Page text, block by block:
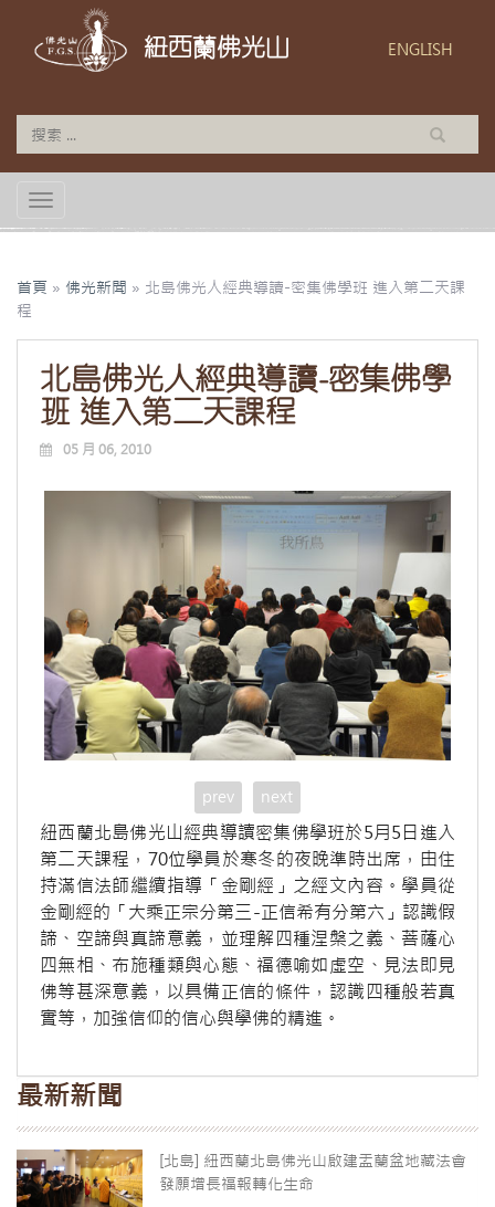
紐西蘭佛光山 ENGLISH
TOGGLE NAVIGATION
首頁 » 佛光新聞 » 北島佛光人經典導讀-密集佛學班 進入第二天課
程
北島佛光人經典導讀-密集佛學
班 進入第二天課程
05 月 06, 2010
prev next
紐西蘭北島佛光山經典導讀密集佛學班於5月5日進入
第二天課程，70位學員於寒冬的夜晚準時出席，由住
持滿信法師繼續指導「金剛經」之經文內容。學員從
金剛經的「大乘正宗分第三-正信希有分第六」認識假
諦、空諦與真諦意義，並理解四種涅槃之義、菩薩心
四無相、布施種類與心態、福德喻如虛空、見法即見
佛等甚深意義，以具備正信的條件，認識四種般若真
實等，加強信仰的信心與學佛的精進。
最新新聞
[北島] 紐西蘭北島佛光山啟建盂蘭盆地藏法會
發願增長福報轉化生命